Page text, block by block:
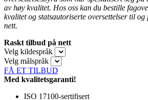
av høy kvalitet. Hos oss kan du bestille
kvalitet og statsautoriserte oversettelser til
nett.
Raskt tilbud på nett
Velg kildespråk
Velg målspråk
FÅ ET TILBUD
Med kvalitetsgaranti!
ISO 17100-sertifisert